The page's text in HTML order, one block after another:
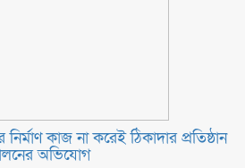
কাজ না করেই ঠিকাদার প্রতিষ্ঠান
অভিযোগ